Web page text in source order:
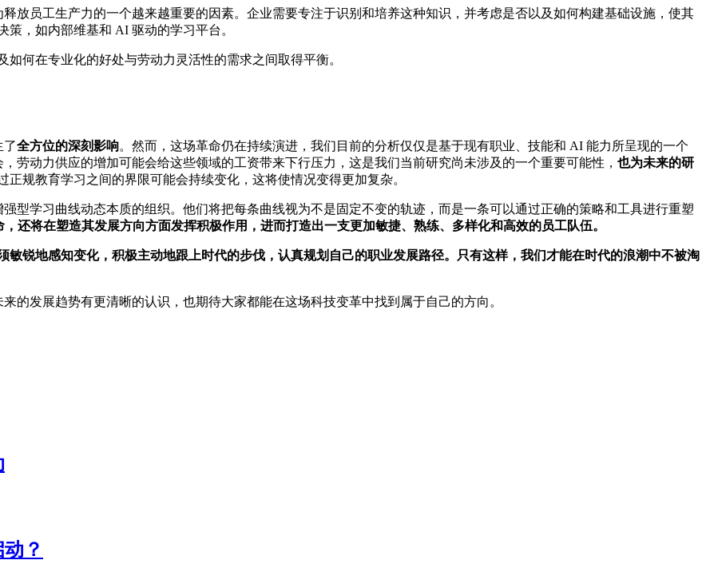
放员工生产力的一个越来越重要的因素。企业需要专注于识别和培养这种知识，并考虑是否以及如何构建基础设施，使其
，如内部维基和 AI 驱动的学习平台。
何在专业化的好处与劳动力灵活性的需求之间取得平衡。
了全方位的深刻影响。然而，这场革命仍在持续演进，我们目前的分析仅仅是基于现有职业、技能和 AI 能力所呈现的一个
劳动力供应的增加可能会给这些领域的工资带来下行压力，这是我们当前研究尚未涉及的一个重要可能性， 也为未来的研
规教育学习之间的界限可能会持续变化，这将使情况变得更加复杂。
型学习曲线动态本质的组织。他们将把每条曲线视为不是固定不变的轨迹，而是一条可以通过正确的策略和工具进行重塑
还将在塑造其发展方向方面发挥积极作用，进而打造出一支更加敏捷、熟练、多样化和高效的员工队伍。
锐地感知变化，积极主动地跟上时代的步伐，认真规划自己的职业发展路径。只有这样，我们才能在时代的浪潮中不被淘
的发展趋势有更清晰的认识，也期待大家都能在这场科技变革中找到属于自己的方向。
？